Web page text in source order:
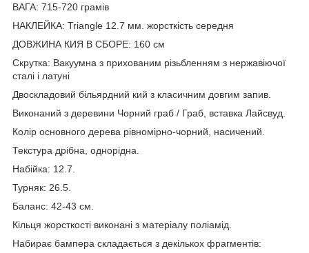
ВАГА: 715-720 грамів
НАКЛЕЙКА: Triangle 12.7 мм. жорсткість середня
ДОВЖИНА КИЯ В СБОРЕ: 160 см
Скрутка: Вакуумна з прихованим різьбленням з нержавіючої
сталі і латуні
Двоскладовий більярдний кий з класичним довгим запив.
Виконаний з деревини Чорний граб / Граб, вставка Лайсвуд.
Колір основного дерева рівномірно-чорний, насичений.
Текстура дрібна, однорідна.
Набійка: 12.7.
Турняк: 26.5.
Баланс: 42-43 см.
Кільця жорсткості виконані з матеріалу поліамід.
Набирає бампера складається з декількох фрагментів: